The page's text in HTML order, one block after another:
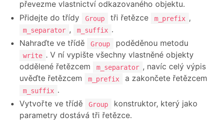
převezme vlastnictví odkazovaného objektu.
Přidejte do třídy
Group tři řetězce m_prefix ,
m_separator , m_suffix .
Nahraďte ve třídě
Group poděděnou metodu
write . V ní vypište všechny vlastněné objekty
oddělené řetězcem
m_separator , navíc celý výpis
uvěďte řetězcem
m_prefix a zakončete řetězcem
m_suffix .
Vytvořte ve třídě
Group
konstruktor, který jako
parametry dostává tři řetězce.